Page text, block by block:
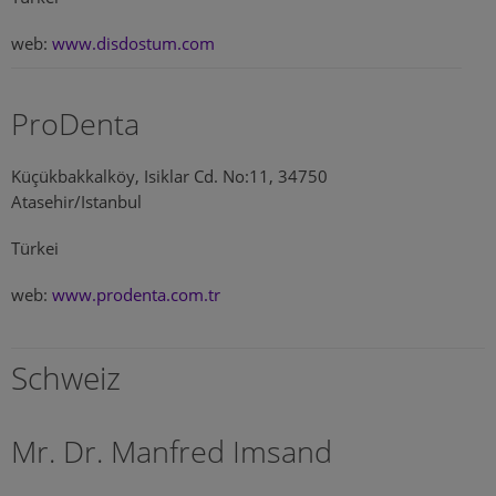
web: www.disdostum.com
ProDenta
Küçükbakkalköy, Isiklar Cd. No:11, 34750
Atasehir/Istanbul
Türkei
web: www.prodenta.com.tr
Schweiz
Mr. Dr. Manfred Imsand